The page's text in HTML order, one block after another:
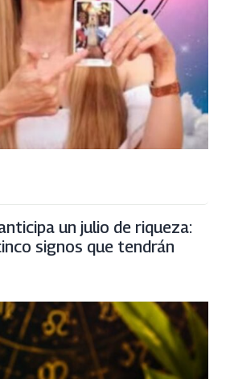
un julio de riqueza:
signos que tendrán